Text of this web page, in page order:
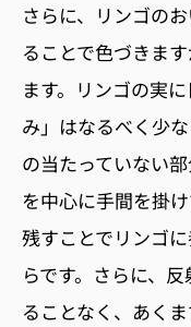
さらに、リンゴの
ることで色づきま
ます。リンゴの実
み」はなるべく少
の当たっていない
を中心に手間を掛
残すことでリンゴ
らです。さらに、
ることなく、あく